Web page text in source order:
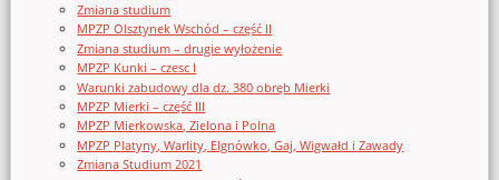
Zmiana studium
MPZP Olsztynek Wschód – część II
Zmiana studium – drugie wyłożenie
MPZP Kunki – czesc I
Warunki zabudowy dla dz. 380 obręb Mierki
MPZP Mierki – część III
MPZP Mierkowska, Zielona i Polna
MPZP Platyny, Warlity, Elgnówko, Gaj, Wigwałd i Zawady
Zmiana Studium 2021